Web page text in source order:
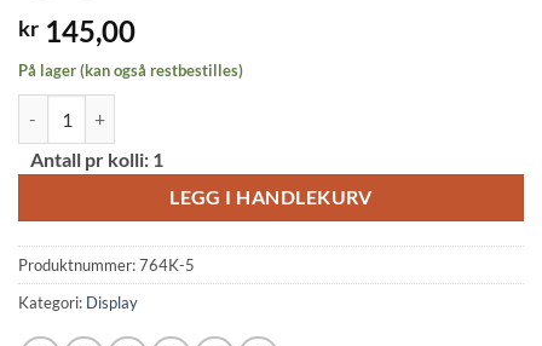
kr 145,00
På lager (kan også restbestilles)
Antall pr kolli: 1
LEGG I HANDLEKURV
Alternative:
Produktnummer:764K-5
Kategori: Display